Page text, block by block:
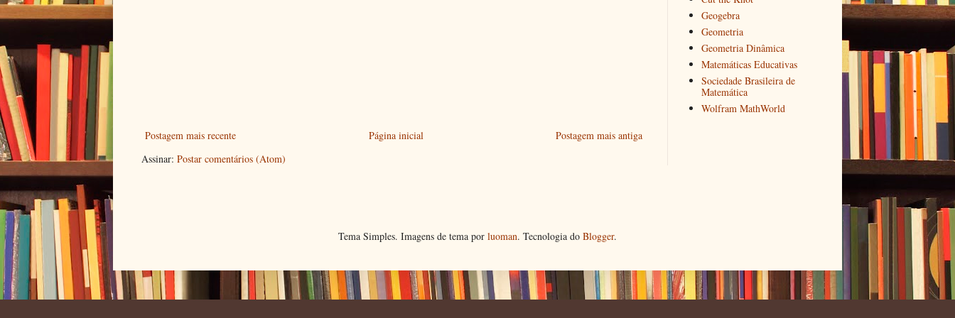
Postagem mais recente Postagem mais antiga
Página inicial
Assinar: Postar comentários (Atom)
Geogebra
Geometria
Geometria Dinâmica
Matemáticas Educativas
Sociedade Brasileira de
Matemática
Wolfram MathWorld
Tema Simples. Imagens de tema por luoman. Tecnologia do Blogger.